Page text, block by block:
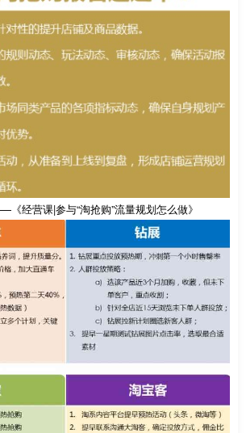
经营课|参与“淘抢购”流量规划怎么做》